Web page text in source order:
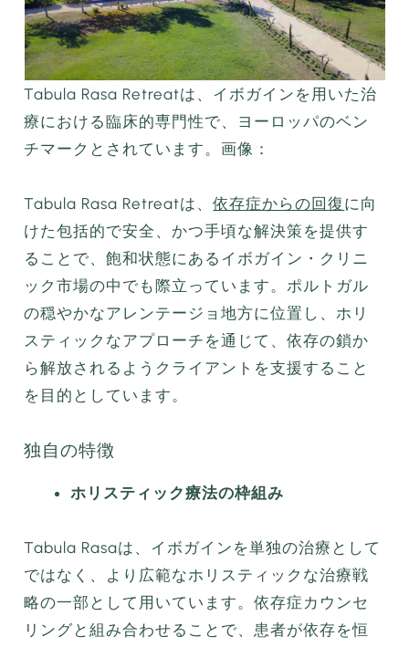
Tabula Rasa Retreatは、イボガインを用いた治
療における臨床的専門性で、ヨーロッパのベン
チマークとされています。画像：
Tabula Rasa Retreatは、依存症からの回復 に向
けた包括的で安全、かつ手頃な解決策を提供す
ることで、飽和状態にあるイボガイン・クリニ
ック市場の中でも際立っています。ポルトガル
の穏やかなアレンテージョ地方に位置し、ホリ
スティックなアプローチを通じて、依存の鎖か
ら解放されるようクライアントを支援すること
を目的としています。
独自の特徴
ホリスティック療法の枠組み
Tabula Rasaは、イボガインを単独の治療として
ではなく、より広範なホリスティックな治療戦
略の一部として用いています。依存症カウンセ
リングと組み合わせることで、患者が依存を恒